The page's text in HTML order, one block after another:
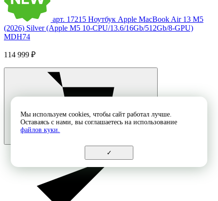
арт. 17215 Ноутбук Apple MacBook Air 13 M5
(2026) Silver (Apple M5 10-CPU/13.6/16Gb/512Gb/8-GPU)
MDH74
114 999 ₽
Мы используем cookies, чтобы сайт работал лучше.
Оставаясь с нами, вы соглашаетесь на использование
файлов куки.
✓